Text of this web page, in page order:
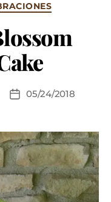
05/24/2018